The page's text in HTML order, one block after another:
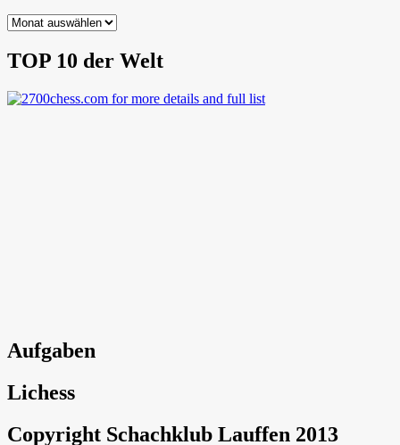
Archiv
TOP 10 der Welt
Aufgaben
Lichess
Copyright Schachklub Lauffen 2013